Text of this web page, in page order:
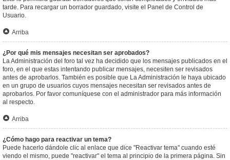
tarde. Para recargar un borrador guardado, visite el Panel de Control de
Usuario.
Arriba
¿Por qué mis mensajes necesitan ser aprobados?
La Administración del foro tal vez ha decidido que los mensajes publicados en el
foro, en el que estas intentando publicar mensajes, necesiten ser revisados
antes de aprobarlos. También es posible que La Administración le haya ubicado
en un grupo de usuarios cuyos mensajes necesitan ser revisados antes de
aprobarlos. Por favor comuníquese con el administrador para más información
al respecto.
Arriba
¿Cómo hago para reactivar un tema?
Puede hacerlo dándole clic al enlace que dice "Reactivar tema" cuando esté
viendo el mismo, puede "reactivar" el tema al principio de la primera página. Sin